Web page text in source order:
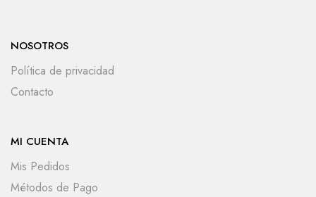
NOSOTROS
Política de privacidad
Contacto
MI CUENTA
Mis Pedidos
Métodos de Pago